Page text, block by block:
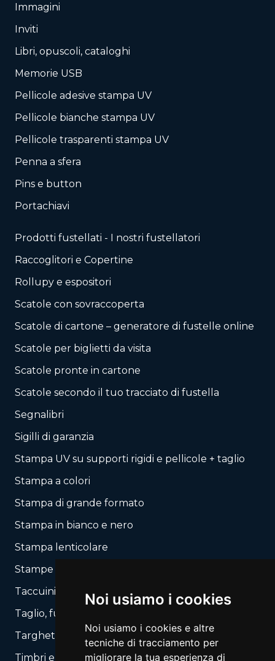
Noi usiamo i cookies
Noi usiamo i cookies e altre
tecniche di tracciamento per
migliorare la tua esperienza di
Immagini
Inviti
Libri, opuscoli, cataloghi
Memorie USB
Pellicole adesive stampa UV
Pellicole bianche stampa UV
Pellicole trasparenti stampa UV
Penna a sfera
Pins e button
Portachiavi
Prodotti fustellati - I nostri fustellatori
Raccoglitori e Copertine
Rollupy e espositori
Scatole con sovraccoperta
Scatole di cartone – generatore di fustelle online
Scatole per biglietti da visita
Scatole pronte in cartone
Scatole secondo il tuo tracciato di fustella
Segnalibri
Sigilli di garanzia
Stampa UV su supporti rigidi e pellicole + taglio
Stampa a colori
Stampa di grande formato
Stampa in bianco e nero
Stampa lenticolare
Stampe autocopianti
Taccuini / Blocchi
Taglio, fustellatura secondo il tuo layout
Targhette, Segnali
Timbri e Automati